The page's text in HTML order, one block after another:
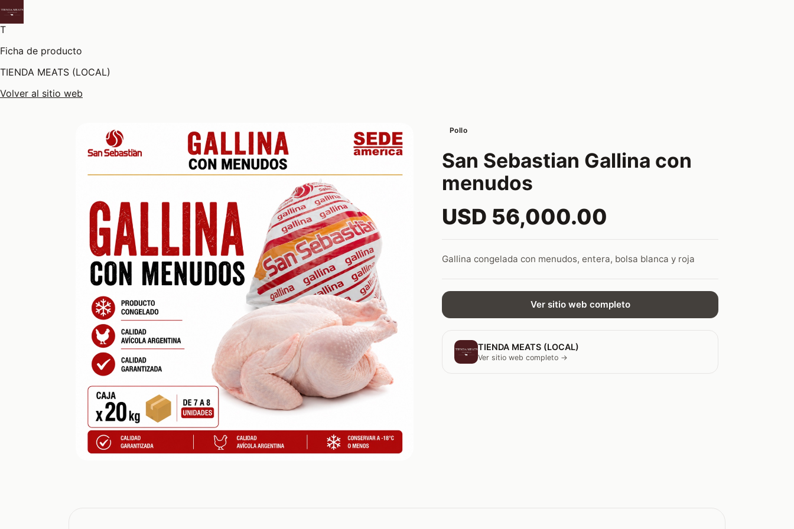
T
Ficha de producto
TIENDA MEATS (LOCAL)
Volver al sitio web
Pollo
San Sebastian Gallina con
menudos
USD 56,000.00
Gallina congelada con menudos, entera, bolsa blanca y roja
Ver sitio web completo
TIENDA MEATS (LOCAL)
Ver sitio web completo →